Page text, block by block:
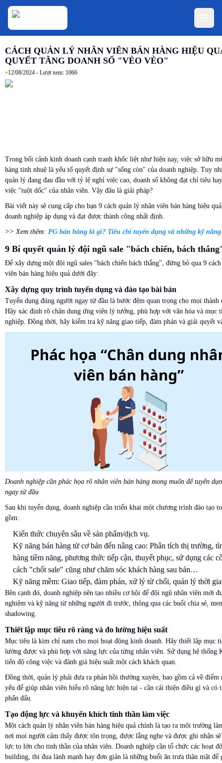
CÁCH QUẢN LÝ NHÂN VIÊN BÁN HÀNG HIỆU
QUYẾT TĂNG DOANH SỐ "VÈO VÈO"
•12/08/2024 - Lượt xem: 1066
Trong bối cảnh kinh doanh cạnh tranh khốc liệt như hiện nay, việc sở hữu
hàng tinh nhuệ là yếu tố quyết định sự "sống còn" của doanh nghiệp. Tuy
quản lý đang đau đầu với tỷ lệ nghỉ việc cao, doanh số không đạt chỉ tiêu
việc "tuột dốc" của nhân viên. Vậy đâu là giải pháp?
Bài viết này sẽ cung cấp cho bạn 9 cách quản lý nhân viên bán hàng hiệu
doanh nghiệp áp dụng và đạt được thành công nhất định.
>> Xem thêm: PG bán hàng là gì? Tiêu chí tuyển dụng và những kỹ
9 Bí quyết quản lý đội ngũ sale "bách chiến, bách
Để xây dựng một đội ngũ sales "bách chiến bách thắng", đừng bỏ qua 9
viên bán hàng hiệu quả dưới đây:
Xây dựng quy trình tuyển dụng và đào tạo bài bản
Tuyển dụng đúng người ngay từ đầu là bước đệm quan trọng cho mọi thành
Hãy xác định rõ chân dung ứng viên lý tưởng, phù hợp với văn hóa và mục
nghiệp. Đồng thời, hãy kiểm tra kỹ năng giao tiếp, đàm phán và giải quyết
Doanh nghiệp cần phác họa rõ nhân viên bán hàng mong muốn để tuyển
ngay từ đầu
Sau khi tuyển dụng, doanh nghiệp cần triển khai một chương trình đào tạo
gồm:
Kiến thức chuyên sâu về sản phẩm/dịch vụ.
Kỹ năng bán hàng từ cơ bản đến nâng cao: Phân tích thị trường,
hàng tiềm năng, phương thức tiếp cận, thuyết phục, sử dụng các
cách "chốt sale" cũng như chăm sóc khách hàng sau bán…
Kỹ năng mềm: Giao tiếp, đàm phán, xử lý từ chối, quản lý thời
Bên cạnh đó, doanh nghiệp nên tạo nhiều cơ hội để đội ngũ nhân viên mới
nghiệm và kỹ năng từ những người đi trước, thông qua các buổi chia sẻ,
shadowing.
Thiết lập mục tiêu rõ ràng và đo lường hiệu suất
Mục tiêu là kim chỉ nam cho mọi hoạt động kinh doanh. Hãy thiết lập mục
lường được và phù hợp với năng lực của từng nhân viên. Sử dụng hệ thống
tiến độ công việc và đánh giá hiệu suất một cách khách quan.
Đồng thời, quản lý phải đưa ra phản hồi thường xuyên, bao gồm cả về điểm
yếu để giúp nhân viên hiểu rõ năng lực hiện tại - cần cải thiện điều gì và có
phấn đấu.
Tạo động lực và khuyến khích tinh thần làm việc
Một cách quản lý nhân viên bán hàng hiệu quả chính là tạo ra môi trường
nơi mọi người cảm thấy được tôn trọng, được lắng nghe và được ghi nhận
lực to lớn cho tinh thần của nhân viên. Doanh nghiệp cần tổ chức các hoạt
building, thi đua lành mạnh hay đơn giản là những buổi ăn trưa thân mật để